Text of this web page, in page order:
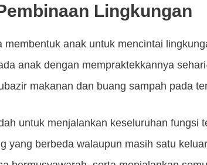
Lingkungan
membentuk anak untuk mencintai
anak dengan mempraktekkannya
makanan dan buang sampah pada
untuk menjalankan keseluruhan fungsi
yang berbeda walaupun masih satu